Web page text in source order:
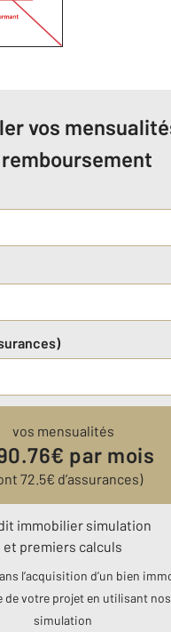
vos
vos mensualités
€ par mois
72.5€ d’assurances)
immobilier simulation
et premiers calculs
l’acquisition d’un bien
votre projet en utilisant
simulation